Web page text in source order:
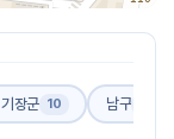
기장군 10 남구